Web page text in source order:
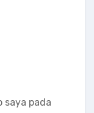
saya pada